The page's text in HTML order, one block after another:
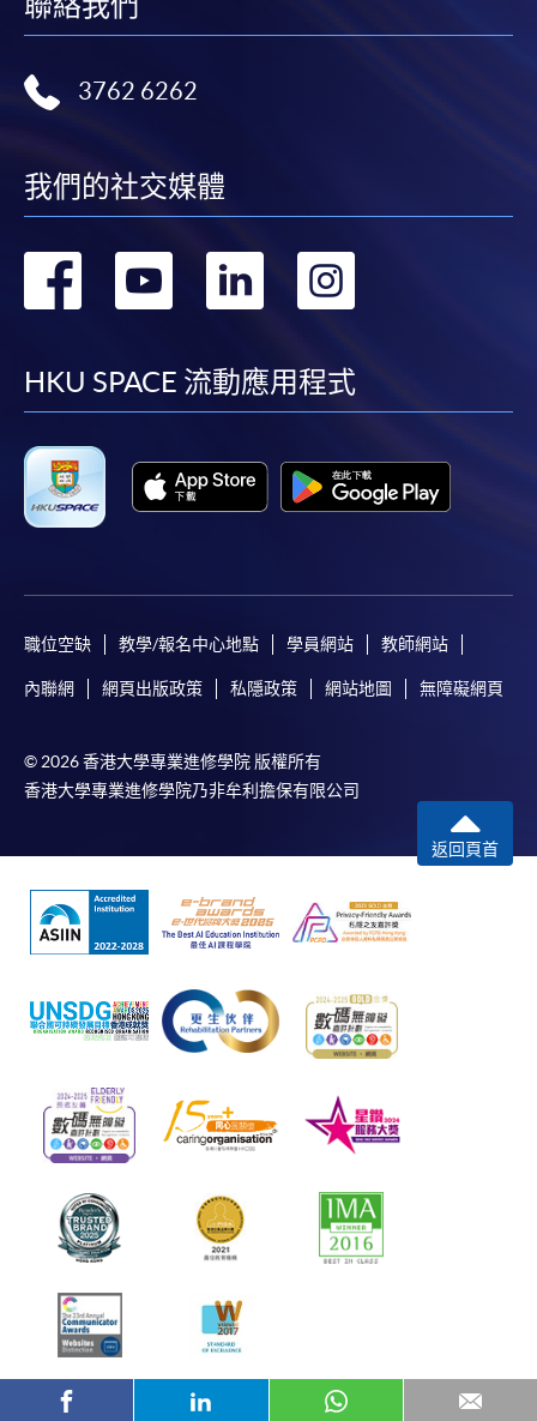
3762 6262
我們的社交媒體
轉
facebook
轉
youtube
轉
linkedin
轉
HKU SPACE 流動應用程式
職位空缺 教學/報名中心地點 學員網站 教師網站
內聯網 網頁出版政策 私隱政策 網站地圖 無障礙網頁
© 2026 香港大學專業進修學院 版權所有
香港大學專業進修學院乃非牟利擔保有限公司
返回頁首